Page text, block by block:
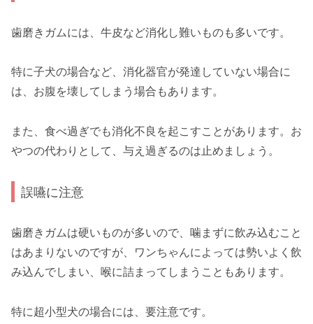
歯磨きガムには、牛皮など消化し難いものも多いです。
特に子犬の場合など、消化器官が発達していない場合に
は、お腹を壊してしまう場合もあります。
また、食べ過ぎでも消化不良を起こすことがあります。お
やつの代わりとして、与え過ぎるのは止めましょう。
誤嚥に注意
歯磨きガムは硬いものが多いので、噛まずに飲み込むこと
はあまりないのですが、ワンちゃんによっては勢いよく飲
み込んでしまい、喉に詰まってしまうこともあります。
特に超小型犬の場合には、要注意です。